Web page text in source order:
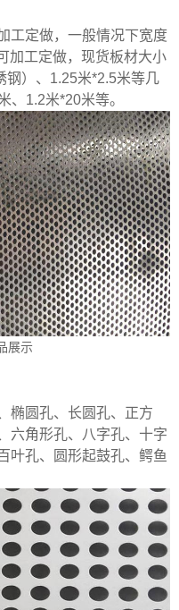
工定做，一般情况下宽度
加工定做，现货板材大小
钢）、1.25米*2.5米等几
、1.2米*20米等。
展示
椭圆孔、长圆孔、正方
六角形孔、八字孔、十字
叶孔、圆形起鼓孔、鳄鱼